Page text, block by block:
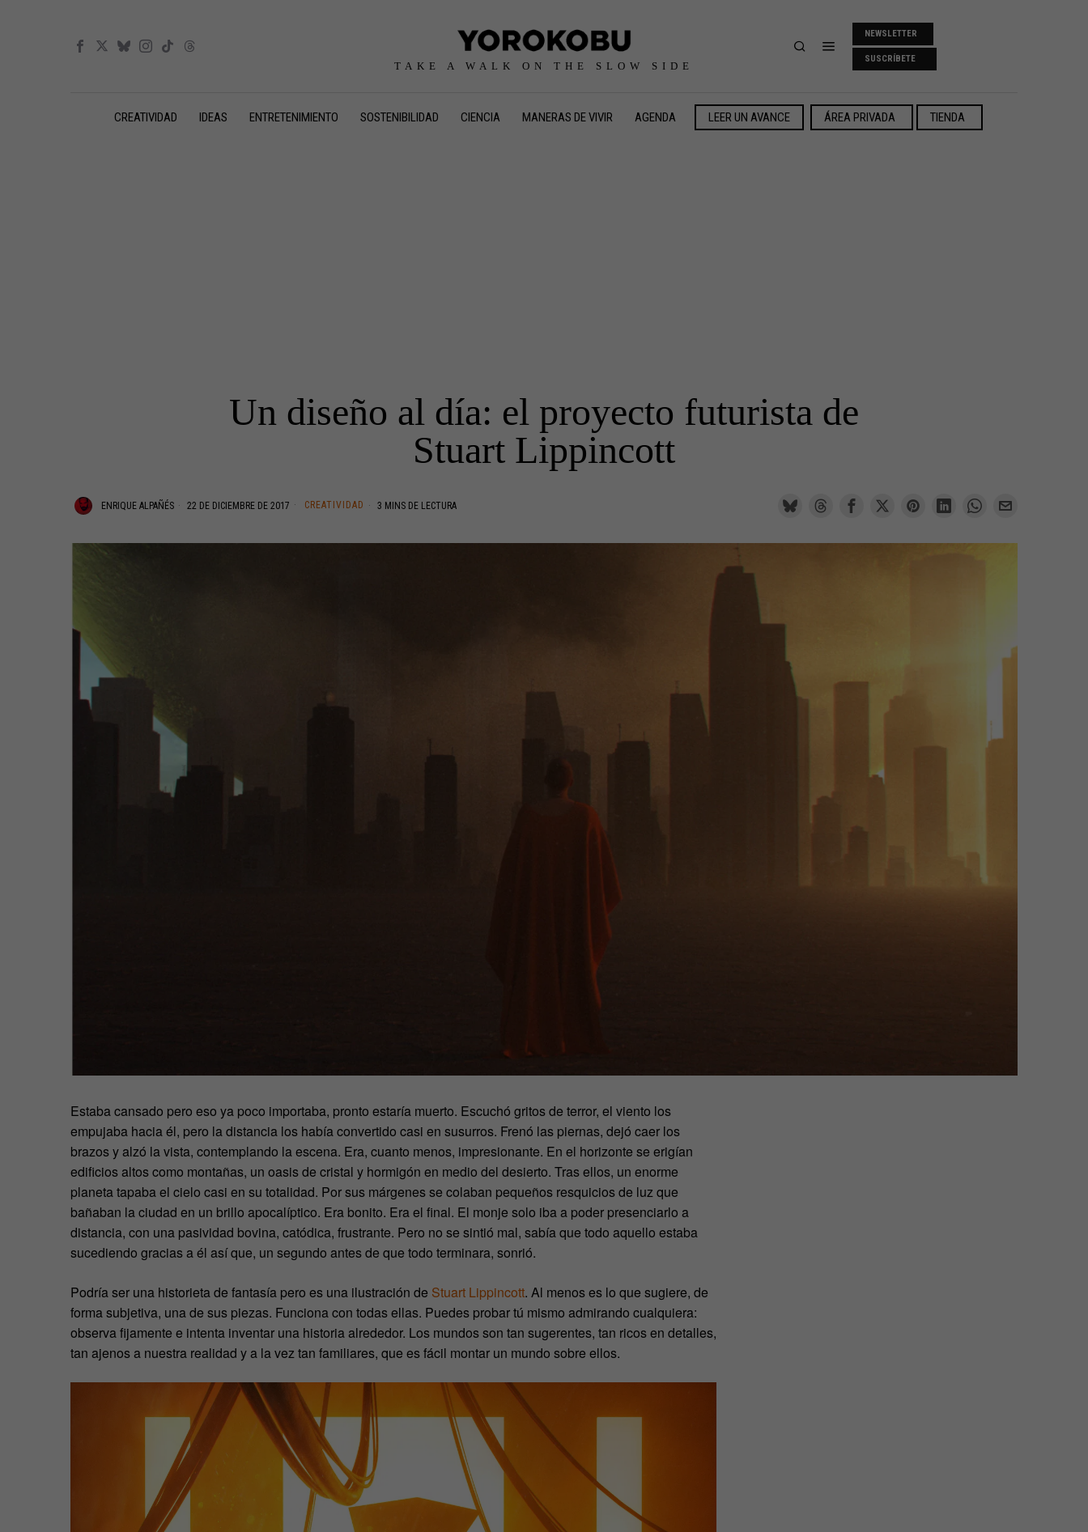
TAKE A WALK ON THE SLOW SIDE
NEWSLETTER
SUSCRÍBETE
CREATIVIDAD IDEAS ENTRETENIMIENTO SOSTENIBILIDAD CIENCIA MANERAS DE VIVIR AGENDA LEER UN AVANCE ÁREA PRIVADA TIENDA
Un diseño al día: el proyecto futurista de
Stuart Lippincott
ENRIQUE ALPAÑÉS 22 DE DICIEMBRE DE 2017 CREATIVIDAD 3 MINS DE LECTURA
Estaba cansado pero eso ya poco importaba, pronto estaría muerto. Escuchó gritos de terror, el viento los
empujaba hacia él, pero la distancia los había convertido casi en susurros. Frenó las piernas, dejó caer los
brazos y alzó la vista, contemplando la escena. Era, cuanto menos, impresionante. En el horizonte se erigían
edificios altos como montañas, un oasis de cristal y hormigón en medio del desierto. Tras ellos, un enorme
planeta tapaba el cielo casi en su totalidad. Por sus márgenes se colaban pequeños resquicios de luz que
bañaban la ciudad en un brillo apocalíptico. Era bonito. Era el final. El monje solo iba a poder presenciarlo a
distancia, con una pasividad bovina, catódica, frustrante. Pero no se sintió mal, sabía que todo aquello estaba
sucediendo gracias a él así que, un segundo antes de que todo terminara, sonrió.
Podría ser una historieta de fantasía pero es una ilustración de Stuart Lippincott. Al menos es lo que sugiere, de
forma subjetiva, una de sus piezas. Funciona con todas ellas. Puedes probar tú mismo admirando cualquiera:
observa fijamente e intenta inventar una historia alrededor. Los mundos son tan sugerentes, tan ricos en detalles,
tan ajenos a nuestra realidad y a la vez tan familiares, que es fácil montar un mundo sobre ellos.